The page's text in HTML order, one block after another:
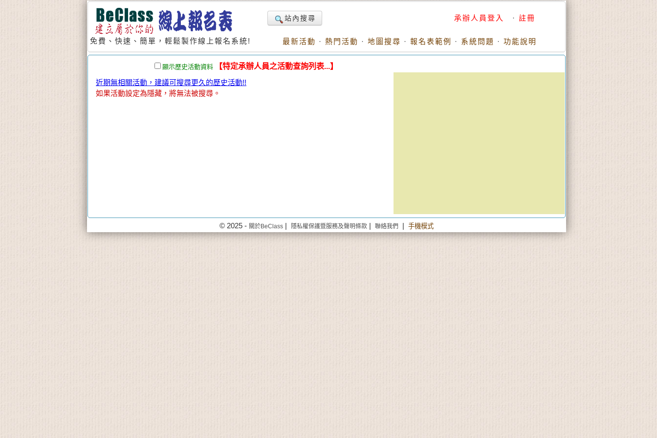
免費、快速、簡單，輕鬆製作線上報名系統!
站內搜尋 承辦人員登入 · 註冊
最新活動 · 熱門活動 · 地圖搜尋 · 報名表範例 · 系統問題 · 功能說明
顯示歷史活動資料
【特定承辦人員之活動查詢列表...】
近期無相關活動，建議可搜尋更久的歷史活動!!
如果活動設定為隱藏，將無法被搜尋。
© 2025 - 關於BeClass | 隱私權保護暨服務及聲明條款 | 聯絡我們 | 手機模式